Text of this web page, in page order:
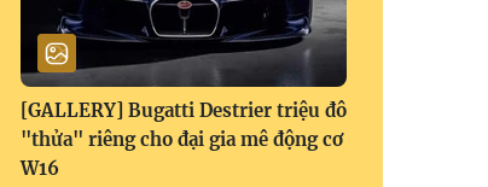
[GALLERY] Bugatti Destrier triệu đô
"thửa" riêng cho đại gia mê động cơ
W16